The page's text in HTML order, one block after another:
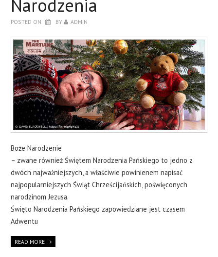
Z LOGO?
KONTAKT
Narodzenia
POSTED ON BY ADMIN
Boże Narodzenie
– zwane również Świętem Narodzenia Pańskiego to jedno z
dwóch najważniejszych, a właściwie powinienem napisać
najpopularniejszych Świąt Chrześcijańskich, poświęconych
narodzinom Jezusa.
Święto Narodzenia Pańskiego zapowiedziane jest czasem
Adwentu
READ MORE